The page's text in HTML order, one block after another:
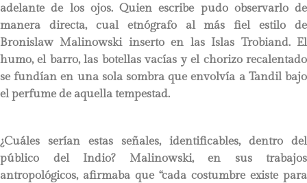
adelante de los ojos. Quien escribe pudo observarlo de
manera directa, cual etnógrafo al más fiel estilo de
Bronislaw Malinowski inserto en las Islas Trobiand. El
humo, el barro, las botellas vacías y el chorizo recalentado
se fundían en una sola sombra que envolvía a Tandil bajo
el perfume de aquella tempestad.
¿Cuáles serían estas señales, identificables, dentro del
público del Indio? Malinowski, en sus trabajos
antropológicos, afirmaba que “cada costumbre existe para